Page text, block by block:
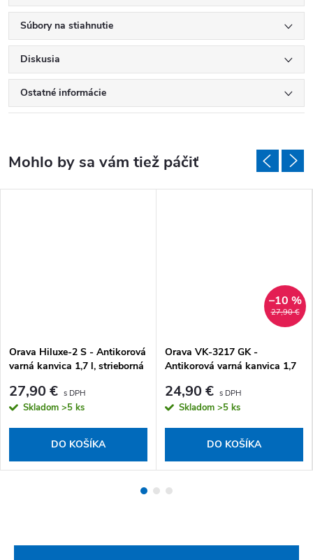
Súbory na stiahnutie
Diskusia
Ostatné informácie
Orava Hiluxe-2 S - Antikorová
varná kanvica 1,7 l, strieborná
27,90 €
Skladom >5 ks
DO KOŠÍKA
27,90 €
–10 %
Orava VK-3217 GK -
Antikorová varná kanvica 1,7
24,90 €
Skladom >5 ks
DO KOŠÍKA